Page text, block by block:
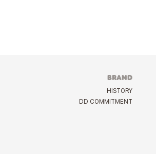
BRAND
HISTORY
DD COMMITMENT